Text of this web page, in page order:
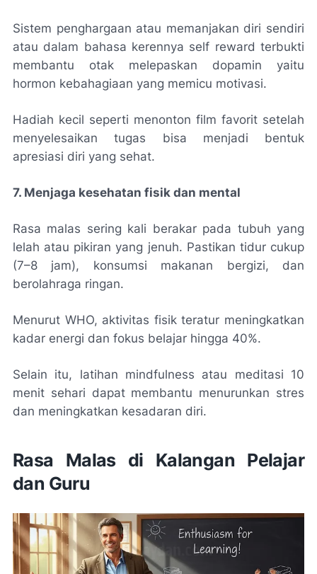
Sistem penghargaan atau memanjakan diri sendiri
atau dalam bahasa kerennya self reward terbukti
membantu otak melepaskan dopamin yaitu
hormon kebahagiaan yang memicu motivasi.
Hadiah kecil seperti menonton film favorit setelah
menyelesaikan tugas bisa menjadi bentuk
apresiasi diri yang sehat.
7. Menjaga kesehatan fisik dan mental
Rasa malas sering kali berakar pada tubuh yang
lelah atau pikiran yang jenuh. Pastikan tidur cukup
(7–8 jam), konsumsi makanan bergizi, dan
berolahraga ringan.
Menurut WHO, aktivitas fisik teratur meningkatkan
kadar energi dan fokus belajar hingga 40%.
Selain itu, latihan mindfulness atau meditasi 10
menit sehari dapat membantu menurunkan stres
dan meningkatkan kesadaran diri.
Rasa Malas di Kalangan Pelajar
dan Guru